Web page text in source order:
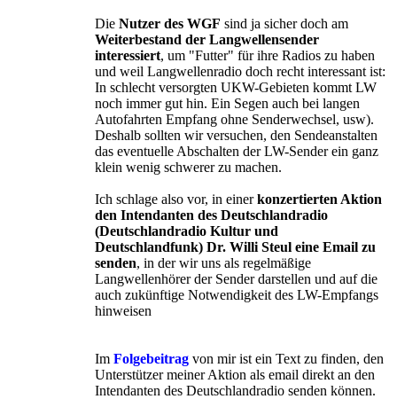
Die Nutzer des WGF sind ja sicher doch am
Weiterbestand der Langwellensender
interessiert, um "Futter" für ihre Radios zu haben
und weil Langwellenradio doch recht interessant ist:
In schlecht versorgten UKW-Gebieten kommt LW
noch immer gut hin. Ein Segen auch bei langen
Autofahrten Empfang ohne Senderwechsel, usw).
Deshalb sollten wir versuchen, den Sendeanstalten
das eventuelle Abschalten der LW-Sender ein ganz
klein wenig schwerer zu machen.
Ich schlage also vor, in einerkonzertierten Aktion
den Intendanten des Deutschlandradio
(Deutschlandradio Kultur und
Deutschlandfunk) Dr. Willi Steul eine Email zu
senden, in der wir uns als regelmäßige
Langwellenhörer der Sender darstellen und auf die
auch zukünftige Notwendigkeit des LW-Empfangs
hinweisen
Im Folgebeitrag von mir ist ein Text zu finden, den
Unterstützer meiner Aktion als email direkt an den
Intendanten des Deutschlandradio senden können.